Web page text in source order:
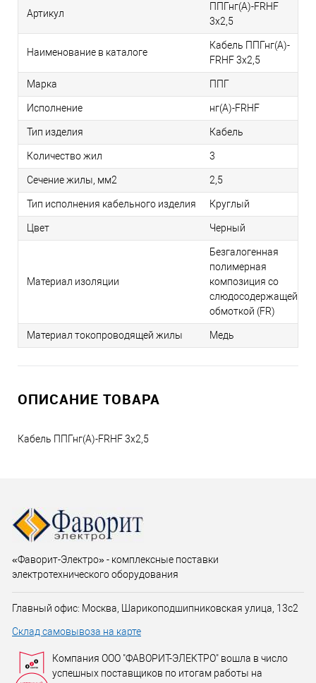
Артикул
ППГнг(А)-FRHF
3х2,5
Наименование в каталоге
Кабель ППГнг(А)-
FRHF 3х2,5
Марка ППГ
Исполнение нг(А)-FRHF
Тип изделия Кабель
Количество жил 3
Сечение жилы, мм2 2,5
Тип исполнения кабельного изделия Круглый
Цвет Черный
Материал изоляции
Безгалогенная
полимерная
композиция со
слюдосодержащей
обмоткой (FR)
Материал токопроводящей жилы Медь
ОПИСАНИЕ ТОВАРА
Кабель ППГнг(А)-FRHF 3х2,5
«Фаворит-Электро» - комплексные поставки
электротехнического оборудования
Главный офис: Москва, Шарикоподшипниковская улица, 13с2
Склад самовывоза на карте
Компания ООО "ФАВОРИТ-ЭЛЕКТРО" вошла в число
успешных поставщиков по итогам работы на